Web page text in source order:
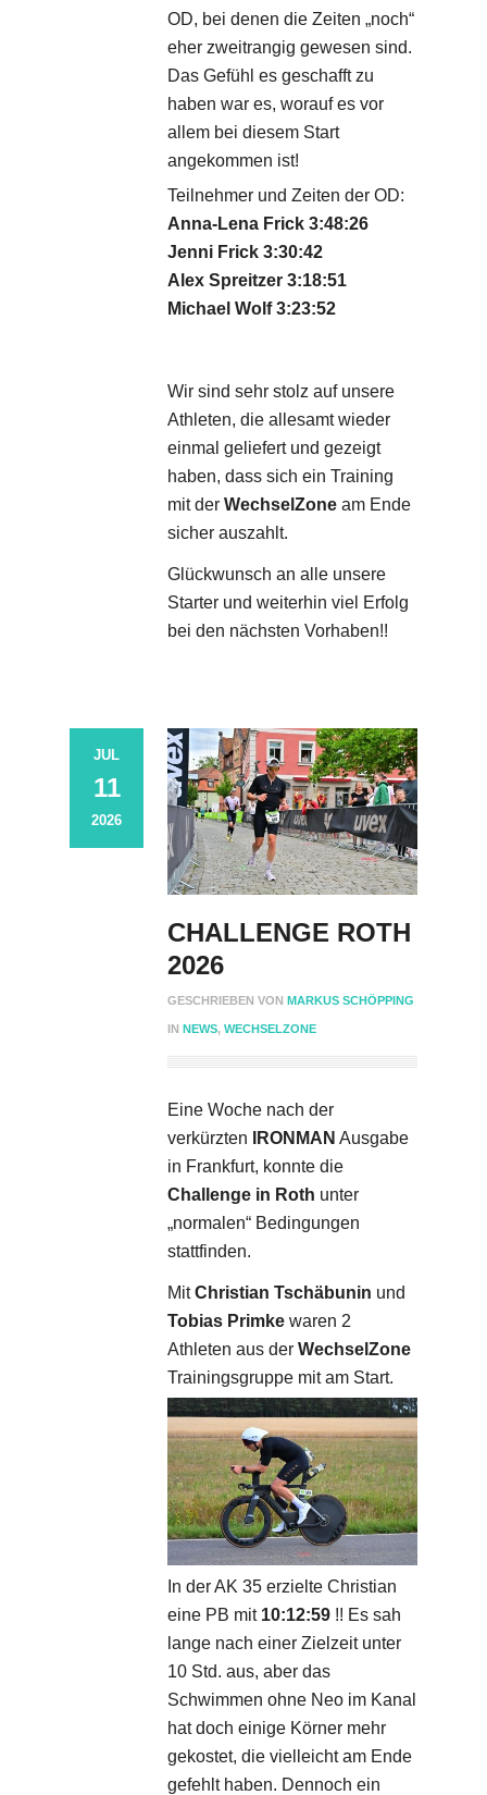
OD, bei denen die Zeiten „noch“
eher zweitrangig gewesen sind.
Das Gefühl es geschafft zu
haben war es, worauf es vor
allem bei diesem Start
angekommen ist!
Teilnehmer und Zeiten der OD:
Anna-Lena Frick 3:48:26
Jenni Frick 3:30:42
Alex Spreitzer 3:18:51
Michael Wolf 3:23:52
Wir sind sehr stolz auf unsere
Athleten, die allesamt wieder
einmal geliefert und gezeigt
haben, dass sich ein Training
mit der WechselZone am Ende
sicher auszahlt.
Glückwunsch an alle unsere
Starter und weiterhin viel Erfolg
bei den nächsten Vorhaben!!
JUL
11
2026
CHALLENGE ROTH
2026
GESCHRIEBEN VON MARKUS SCHÖPPING
IN NEWS, WECHSELZONE
Eine Woche nach der
verkürzten
IRONMAN Ausgabe
in Frankfurt, konnte die
Challenge in Roth unter
„normalen“ Bedingungen
stattfinden.
MitChristian Tschäbunin und
Tobias Primke waren 2
Athleten aus der WechselZone
Trainingsgruppe mit am Start.
In der AK 35 erzielte Christian
eine PB mit 10:12:59 !! Es sah
lange nach einer Zielzeit unter
10 Std. aus, aber das
Schwimmen ohne Neo im Kanal
hat doch einige Körner mehr
gekostet, die vielleicht am Ende
gefehlt haben. Dennoch ein